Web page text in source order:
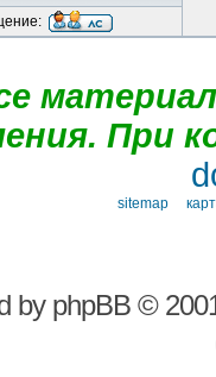
При
sitemap
by phpBB©